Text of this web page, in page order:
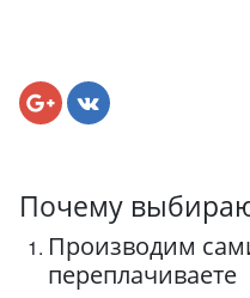
Почему
Производим
переплачиваете